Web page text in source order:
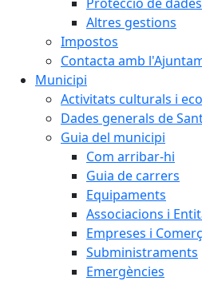
Altres gestions
Impostos
Contacta amb
Municipi
Activitats culturals i
Dades generals de
Guia del municipi
Com arribar-hi
Guia de carrers
Equipaments
Associacions i
Empreses i
Subministraments
Emergències